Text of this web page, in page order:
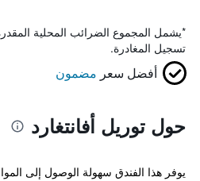
*يشمل المجموع الضرائب المحلية
تسجيل المغادرة.
أفضل سعر مضمون
حول توريل أفانتغارد
يوفر هذا الفندق سهولة الوصول إلى